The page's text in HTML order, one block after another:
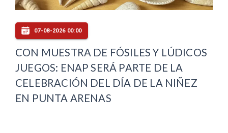
07-08-2026 00:00
CON MUESTRA DE FÓSILES Y LÚDICOS
JUEGOS: ENAP SERÁ PARTE DE LA
CELEBRACIÓN DEL DÍA DE LA NIÑEZ
EN PUNTA ARENAS